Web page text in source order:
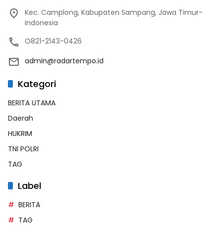
Kec. Camplong, Kabupaten Sampang, Jawa Timur-
Indonesia
O821-2143-0426
admin@radartempo.id
Kategori
BERITA UTAMA
Daerah
HUKRIM
TNI POLRI
TAG
Label
BERITA
TAG